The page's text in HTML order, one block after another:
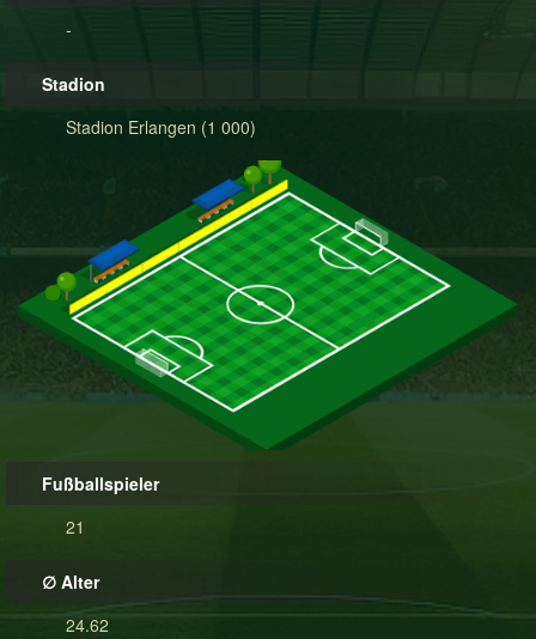
-
Stadion
Stadion Erlangen (1 000)
Fußballspieler
21
∅ Alter
24.62